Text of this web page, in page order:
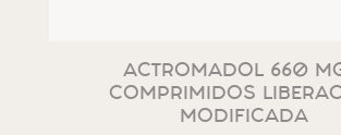
ACTROMADOL 660
COMPRIMIDOS
MODIFICADA